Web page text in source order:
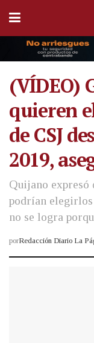
(VÍDEO)
quieren
de CSJ
2019,
Quijano
podrían
no se logra
porRedacción Diario La